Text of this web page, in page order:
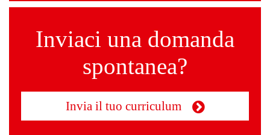
Inviaci una domanda
spontanea?
Invia il tuo curriculum